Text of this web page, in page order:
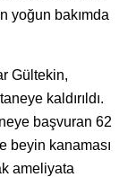
yoğun bakımda
Gültekin,
kaldırıldı.
başvuran 62
beyin kanaması
ameliyata